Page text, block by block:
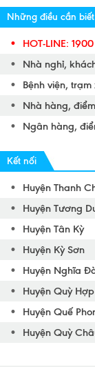
Những điều cần biết
HOT-LINE:
Nhà nghỉ,
Bệnh viện, trạm
Nhà hàng,
Ngân hàng,
Kết nối
Huyện Thanh
Huyện Tương
Huyện Tân Kỳ
Huyện Kỳ Sơn
Huyện Nghĩa
Huyện Quỳ Hợp
Huyện Quế
Huyện Quỳ